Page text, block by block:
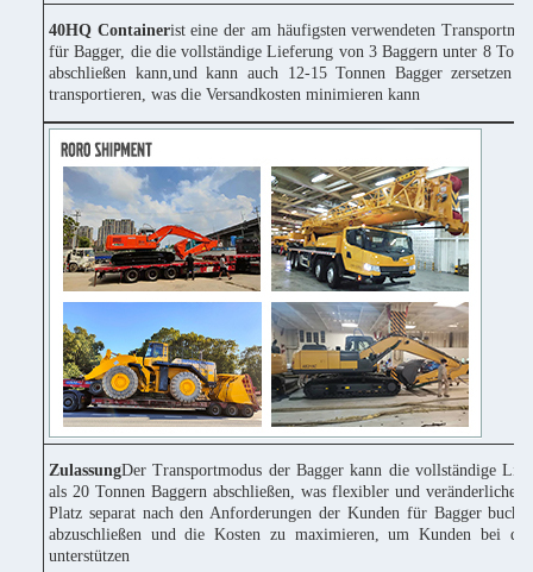
40HQ Containerist eine der am häufigsten verwendeten
für Bagger, die die vollständige Lieferung von 3 Baggern unter 8
abschließen kann,und kann auch 12-15 Tonnen Bagger zersetzen
transportieren, was die Versandkosten minimieren kann
ZulassungDer Transportmodus der Bagger kann die vollständige
als 20 Tonnen Baggern abschließen, was flexibler und veränderlicher
Platz separat nach den Anforderungen der Kunden für Bagger
abzuschließen und die Kosten zu maximieren, um Kunden bei
unterstützen